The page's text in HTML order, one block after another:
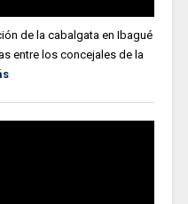
de la cabalgata en Ibagué
entre los concejales de la